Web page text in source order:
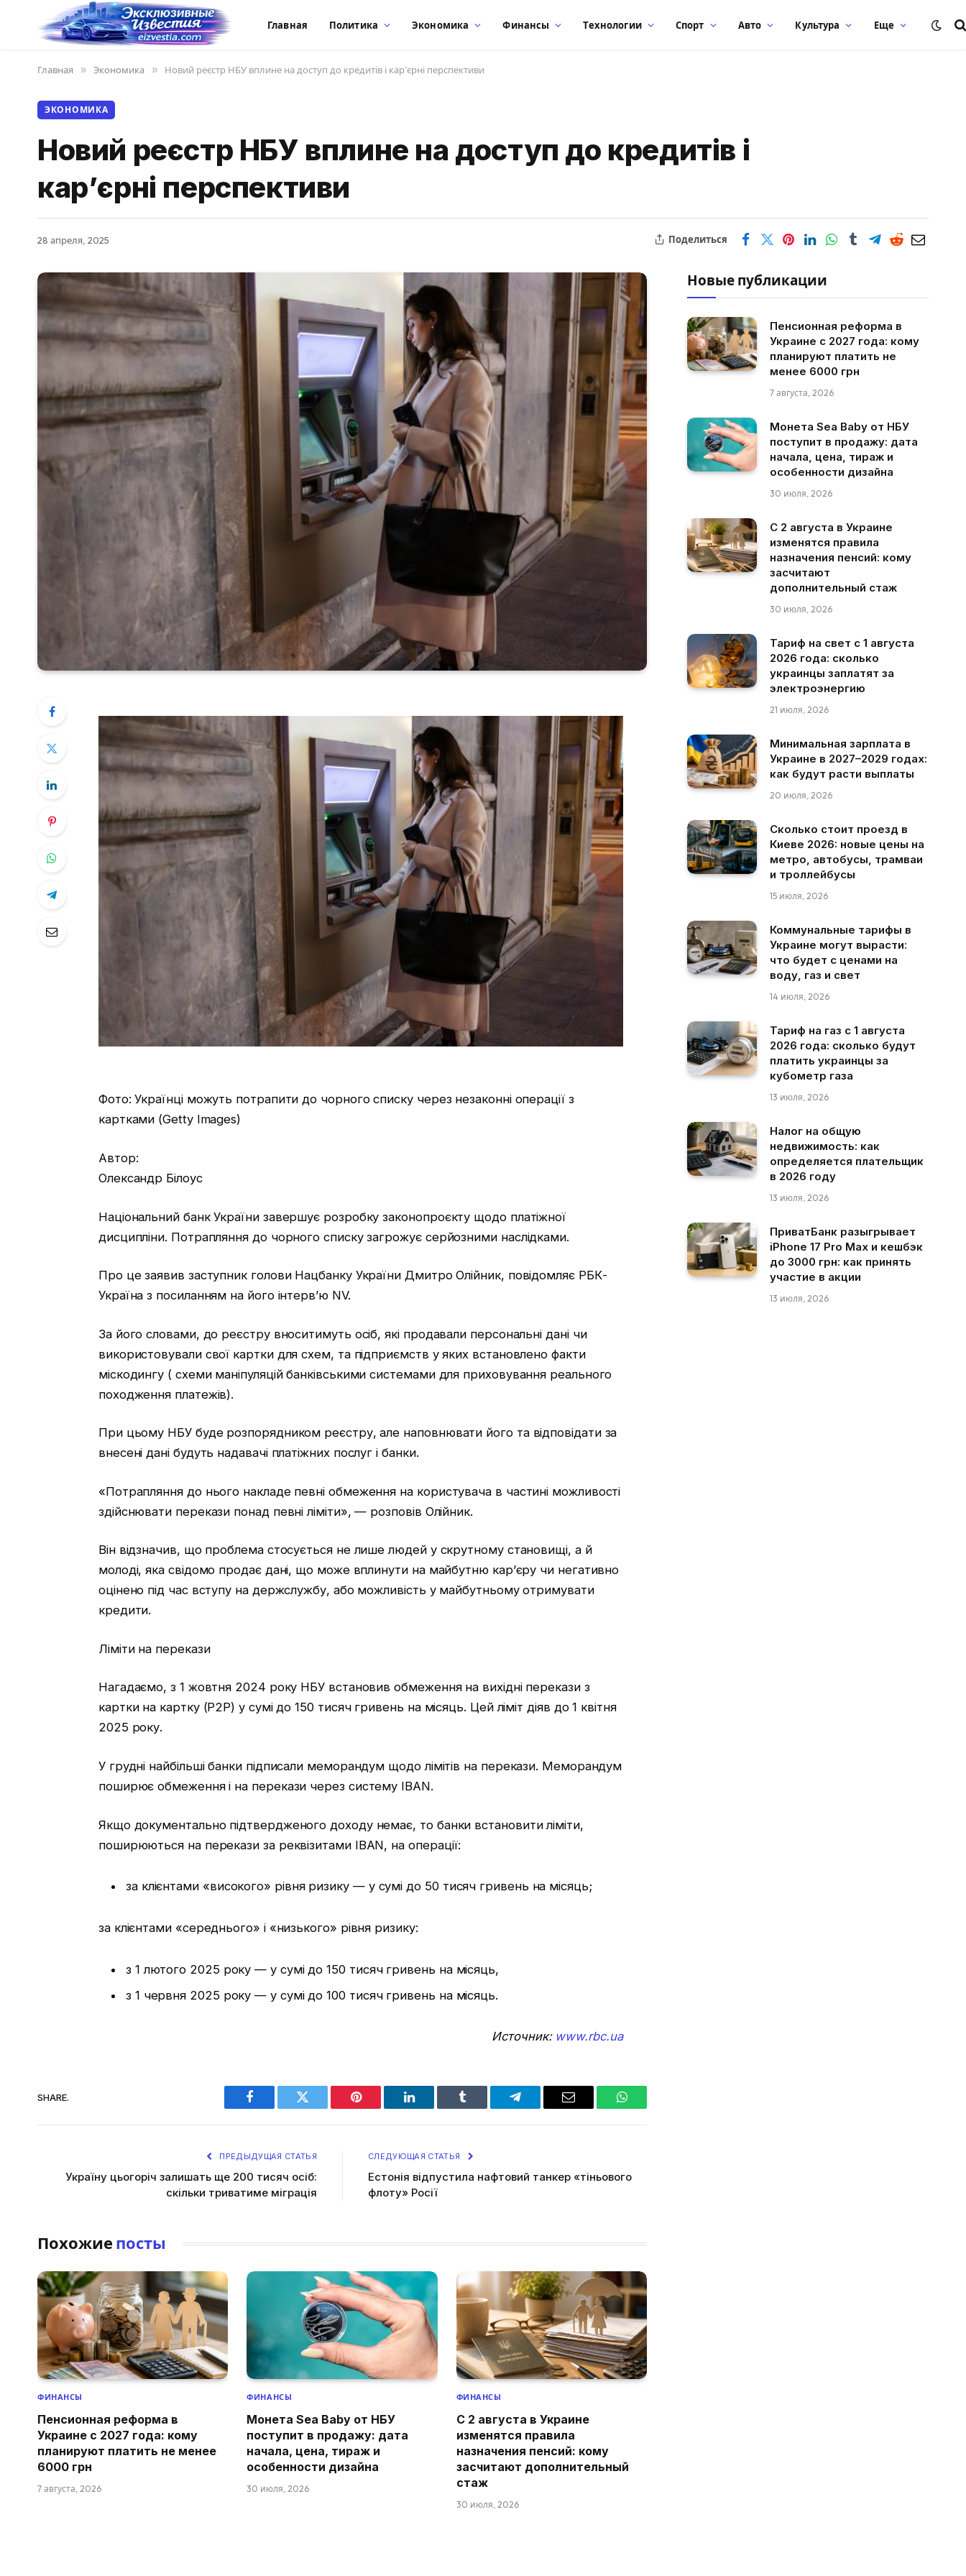
Главная Политика Экономика Финансы Технологии Спорт Авто Культура Еще
Главная » Экономика » Новий реєстр НБУ вплине на доступ до кредитів і кар’єрні перспективи
ЭКОНОМИКА
Новий реєстр НБУ вплине на доступ до кредитів і
кар’єрні перспективи
28 апреля, 2025 Поделиться
Фото: Українці можуть потрапити до чорного списку через незаконні операції з
картками (Getty Images)
Автор:
Олександр Білоус
Національний банк України завершує розробку законопроєкту щодо платіжної
дисципліни. Потрапляння до чорного списку загрожує серйозними наслідками.
Про це заявив заступник голови Нацбанку України Дмитро Олійник, повідомляє РБК-
Україна з посиланням на його інтерв’ю NV.
За його словами, до реєстру вноситимуть осіб, які продавали персональні дані чи
використовували свої картки для схем, та підприємств у яких встановлено факти
міскодингу ( схеми маніпуляцій банківськими системами для приховування реального
походження платежів).
При цьому НБУ буде розпорядником реєстру, але наповнювати його та відповідати за
внесені дані будуть надавачі платіжних послуг і банки.
«Потрапляння до нього накладе певні обмеження на користувача в частині можливості
здійснювати перекази понад певні ліміти», — розповів Олійник.
Він відзначив, що проблема стосується не лише людей у скрутному становищі, а й
молоді, яка свідомо продає дані, що може вплинути на майбутню кар’єру чи негативно
оцінено під час вступу на держслужбу, або можливість у майбутньому отримувати
кредити.
Ліміти на перекази
Нагадаємо, з 1 жовтня 2024 року НБУ встановив обмеження на вихідні перекази з
картки на картку (P2P) у сумі до 150 тисяч гривень на місяць. Цей ліміт діяв до 1 квітня
2025 року.
У грудні найбільші банки підписали меморандум щодо лімітів на перекази. Меморандум
поширює обмеження і на перекази через систему IBAN.
Якщо документально підтвердженого доходу немає, то банки встановити ліміти,
поширюються на перекази за реквізитами IBAN, на операції:
за клієнтами «високого» рівня ризику — у сумі до 50 тисяч гривень на місяць;
за клієнтами «середнього» і «низького» рівня ризику:
з 1 лютого 2025 року — у сумі до 150 тисяч гривень на місяць,
з 1 червня 2025 року — у сумі до 100 тисяч гривень на місяць.
Источник: www.rbc.ua
SHARE.
Facebook Twitter Pinterest LinkedIn Tumblr Telegram Email WhatsApp
ПРЕДЫДУЩАЯ СТАТЬЯ
Україну цьогоріч залишать ще 200 тисяч осіб:
скільки триватиме міграція
СЛЕДУЮЩАЯ СТАТЬЯ
Естонія відпустила нафтовий танкер «тіньового
флоту» Росії
Похожие посты
ФИНАНСЫ
Пенсионная реформа в
Украине с 2027 года: кому
планируют платить не менее
6000 грн
7 августа, 2026
ФИНАНСЫ
Монета Sea Baby от НБУ
поступит в продажу: дата
начала, цена, тираж и
особенности дизайна
30 июля, 2026
ФИНАНСЫ
С 2 августа в Украине
изменятся правила
назначения пенсий: кому
засчитают дополнительный
стаж
30 июля, 2026
Новые публикации
Пенсионная реформа в
Украине с 2027 года: кому
планируют платить не
менее 6000 грн
7 августа, 2026
Монета Sea Baby от НБУ
поступит в продажу: дата
начала, цена, тираж и
особенности дизайна
30 июля, 2026
С 2 августа в Украине
изменятся правила
назначения пенсий: кому
засчитают
дополнительный стаж
30 июля, 2026
Тариф на свет с 1 августа
2026 года: сколько
украинцы заплатят за
электроэнергию
21 июля, 2026
Минимальная зарплата в
Украине в 2027–2029 годах:
как будут расти выплаты
20 июля, 2026
Сколько стоит проезд в
Киеве 2026: новые цены на
метро, автобусы, трамваи
и троллейбусы
15 июля, 2026
Коммунальные тарифы в
Украине могут вырасти:
что будет с ценами на
воду, газ и свет
14 июля, 2026
Тариф на газ с 1 августа
2026 года: сколько будут
платить украинцы за
кубометр газа
13 июля, 2026
Налог на общую
недвижимость: как
определяется плательщик
в 2026 году
13 июля, 2026
ПриватБанк разыгрывает
iPhone 17 Pro Max и кешбэк
до 3000 грн: как принять
участие в акции
13 июля, 2026